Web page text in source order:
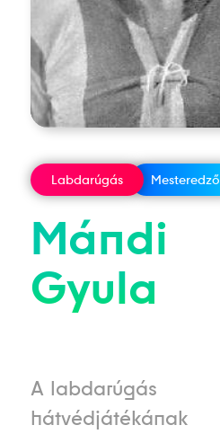
Labdarúgás Mesteredző
Mándi
Gyula
A labdarúgás
hátvédjátékának